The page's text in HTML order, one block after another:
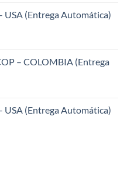
USA (Entrega Automática)
– COLOMBIA (Entrega
USA (Entrega Automática)